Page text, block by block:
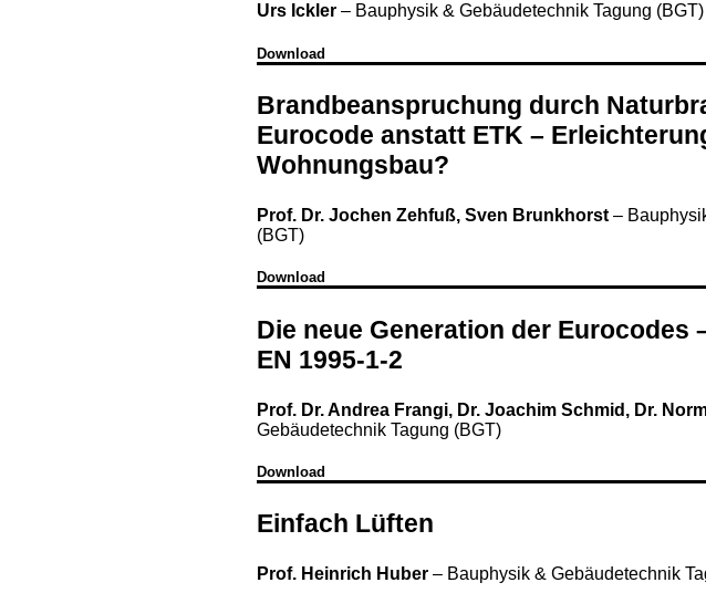
Urs Ickler – Bauphysik & Gebäudetechnik Tagung (BGT)
Download
Brandbeanspruchung durch
Eurocode anstatt ETK –
Wohnungsbau?
Prof. Dr. Jochen Zehfuß, Sven Brunkhorst –
(BGT)
Download
Die neue Generation der Eurocodes
EN 1995-1-2
Prof. Dr. Andrea Frangi, Dr. Joachim Schmid, Dr.
Gebäudetechnik Tagung (BGT)
Download
Einfach Lüften
Prof. Heinrich Huber – Bauphysik & Gebäudetechnik